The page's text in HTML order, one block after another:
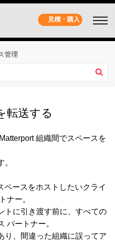
見積・購入
管理
転送する
組織間でスペースを
ペースをホストしたいクライ
ナー。
トに引き渡す前に、すべての
パートナー。
り、間違った組織に誤ってア